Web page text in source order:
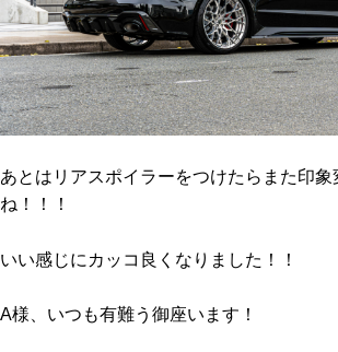
あとはリアスポイラーをつけたらまた印象
ね！！！
いい感じにカッコ良くなりました！！
A様、いつも有難う御座います！